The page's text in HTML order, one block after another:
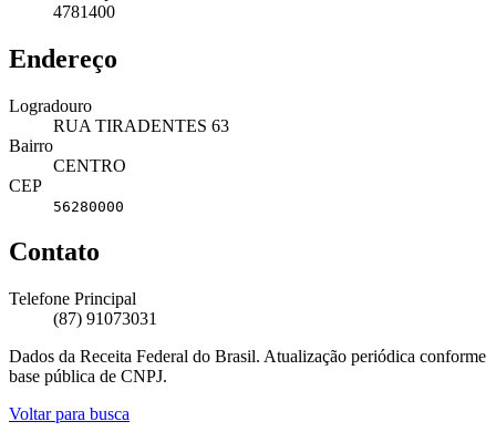
4781400
Endereço
Logradouro
RUA TIRADENTES 63
Bairro
CENTRO
CEP
56280000
Contato
Telefone Principal
(87) 91073031
Dados da Receita Federal do Brasil. Atualização periódica conforme
base pública de CNPJ.
Voltar para busca